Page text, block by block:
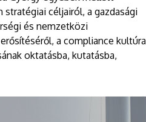
stratégiai céljairól, a gazdasági
és nemzetközi
a compliance kultúra
oktatásba, kutatásba,